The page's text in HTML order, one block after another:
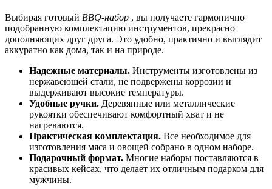
Выбирая готовый BBQ-набор , вы получаете гармонично
подобранную комплектацию инструментов, прекрасно
дополняющих друг друга. Это удобно, практично и выглядит
аккуратно как дома, так и на природе.
Надежные материалы. Инструменты изготовлены из
нержавеющей стали, не подвержены коррозии и
выдерживают высокие температуры.
Удобные ручки. Деревянные или металлические
рукоятки обеспечивают комфортный хват и не
нагреваются.
Практическая комплектация. Все необходимое для
изготовления мяса и овощей собрано в одном наборе.
Подарочный формат. Многие наборы поставляются в
красивых кейсах, что делает их отличным подарком для
мужчины.